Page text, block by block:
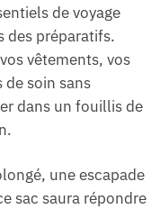
de voyage
des préparatifs.
vêtements, vos
de soin sans
dans un fouillis de
une escapade
sac saura répondre